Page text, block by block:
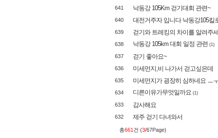
641 낙동강 105Km 걷기대회 관련~
640 대전거주자 입니다 낙동강105킬
639 걷기와 트레킹의 차이를 알려주
638 낙동강 105km 대회 일정 관련 (1)
637 걷기 좋아요~
636 미세먼지,비 나가서 걷고싶은데
635 미세먼지가 굉장히 심하네요 ㅡ
634 디른이유가무엇일까요 (1)
633 감사해요
632 제주 걷기 다녀와서
총661 건 (3/67Page)